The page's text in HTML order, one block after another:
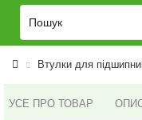
Втулки для
УСЕ ПРО ТОВАР